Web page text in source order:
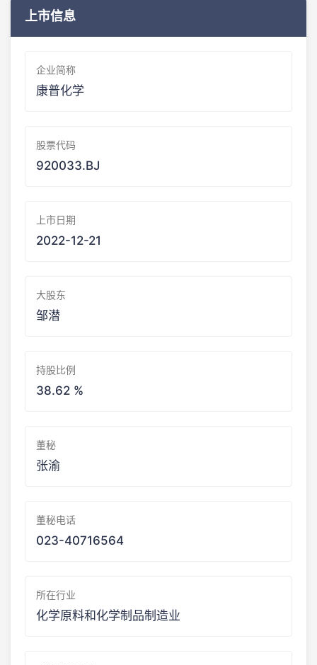
上市信息
企业简称
康普化学
股票代码
920033.BJ
上市日期
2022-12-21
大股东
邹潜
持股比例
38.62 %
董秘
张渝
董秘电话
023-40716564
所在行业
化学原料和化学制品制造业